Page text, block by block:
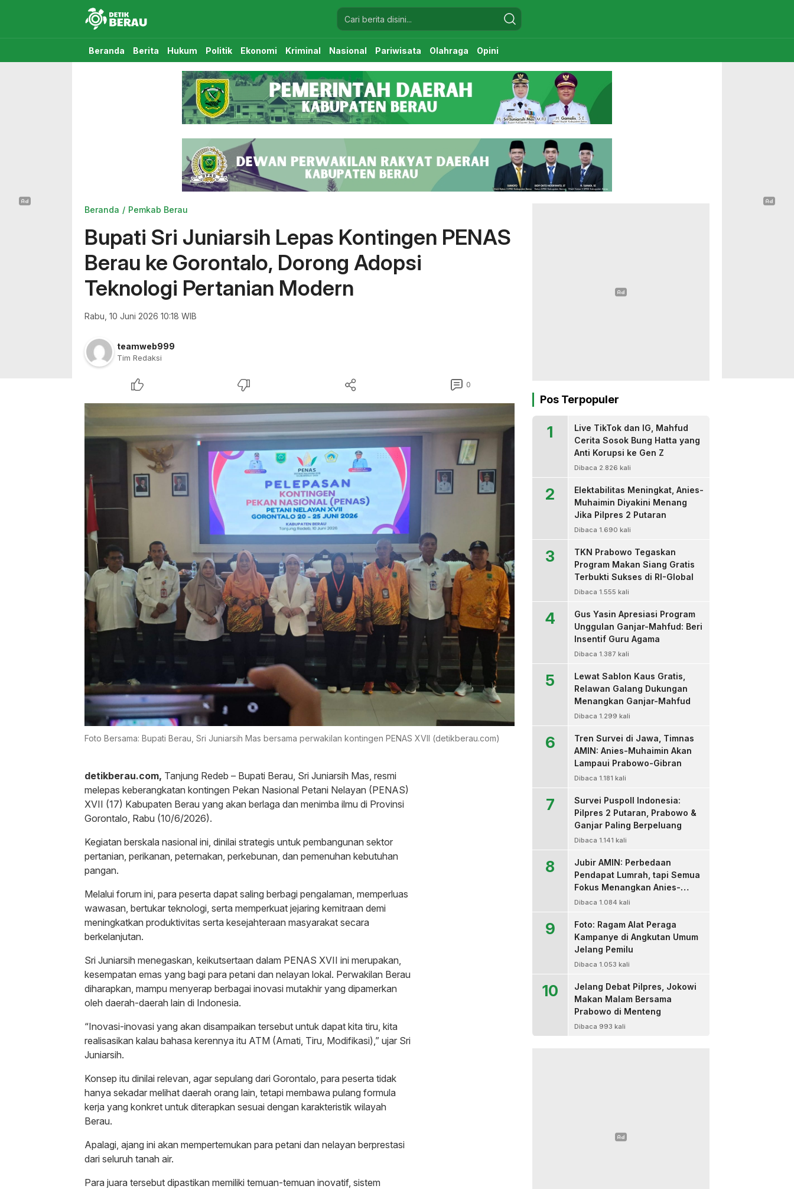
Detikberau.com
Media Diskusi Rakyat
Beranda Berita Hukum Politik Ekonomi Kriminal Nasional Pariwisata Olahraga Opini
Beranda Pemkab Berau
Bupati Sri Juniarsih Lepas Kontingen PENAS
Berau ke Gorontalo, Dorong Adopsi
Teknologi Pertanian Modern
Rabu, 10 Juni 2026 10:18 WIB
teamweb999
Tim Redaksi
0
Foto Bersama: Bupati Berau, Sri Juniarsih Mas bersama perwakilan kontingen PENAS XVII (detikberau.com)
detikberau.com, Tanjung Redeb – Bupati Berau, Sri Juniarsih Mas, resmi
melepas keberangkatan kontingen Pekan Nasional Petani Nelayan (PENAS)
XVII (17) Kabupaten Berau yang akan berlaga dan menimba ilmu di Provinsi
Gorontalo, Rabu (10/6/2026).
Kegiatan berskala nasional ini, dinilai strategis untuk pembangunan sektor
pertanian, perikanan, peternakan, perkebunan, dan pemenuhan kebutuhan
pangan.
Melalui forum ini, para peserta dapat saling berbagi pengalaman, memperluas
wawasan, bertukar teknologi, serta memperkuat jejaring kemitraan demi
meningkatkan produktivitas serta kesejahteraan masyarakat secara
berkelanjutan.
Sri Juniarsih menegaskan, keikutsertaan dalam PENAS XVII ini merupakan,
kesempatan emas yang bagi para petani dan nelayan lokal. Perwakilan Berau
diharapkan, mampu menyerap berbagai inovasi mutakhir yang dipamerkan
oleh daerah-daerah lain di Indonesia.
“Inovasi-inovasi yang akan disampaikan tersebut untuk dapat kita tiru, kita
realisasikan kalau bahasa kerennya itu ATM (Amati, Tiru, Modifikasi),” ujar Sri
Juniarsih.
Konsep itu dinilai relevan, agar sepulang dari Gorontalo, para peserta tidak
hanya sekadar melihat daerah orang lain, tetapi membawa pulang formula
kerja yang konkret untuk diterapkan sesuai dengan karakteristik wilayah
Berau.
Apalagi, ajang ini akan mempertemukan para petani dan nelayan berprestasi
dari seluruh tanah air.
Para juara tersebut dipastikan memiliki temuan-temuan inovatif, sistem
Pos Terpopuler
1
Live TikTok dan IG, Mahfud
Cerita Sosok Bung Hatta yang
Anti Korupsi ke Gen Z
Dibaca 2.826 kali
2
Elektabilitas Meningkat, Anies-
Muhaimin Diyakini Menang
Jika Pilpres 2 Putaran
Dibaca 1.690 kali
3
TKN Prabowo Tegaskan
Program Makan Siang Gratis
Terbukti Sukses di RI-Global
Dibaca 1.555 kali
4
Gus Yasin Apresiasi Program
Unggulan Ganjar-Mahfud: Beri
Insentif Guru Agama
Dibaca 1.387 kali
5
Lewat Sablon Kaus Gratis,
Relawan Galang Dukungan
Menangkan Ganjar-Mahfud
Dibaca 1.299 kali
6
Tren Survei di Jawa, Timnas
AMIN: Anies-Muhaimin Akan
Lampaui Prabowo-Gibran
Dibaca 1.181 kali
7
Survei Puspoll Indonesia:
Pilpres 2 Putaran, Prabowo &
Ganjar Paling Berpeluang
Dibaca 1.141 kali
8
Jubir AMIN: Perbedaan
Pendapat Lumrah, tapi Semua
Fokus Menangkan Anies-
Muhaimin
Dibaca 1.084 kali
9
Foto: Ragam Alat Peraga
Kampanye di Angkutan Umum
Jelang Pemilu
Dibaca 1.053 kali
10
Jelang Debat Pilpres, Jokowi
Makan Malam Bersama
Prabowo di Menteng
Dibaca 993 kali